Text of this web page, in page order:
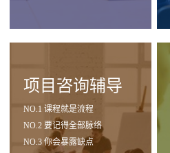
项目咨询辅导
NO.1 课程就是流程
NO.2 要记得全部脉络
NO.3 你会暴露缺点